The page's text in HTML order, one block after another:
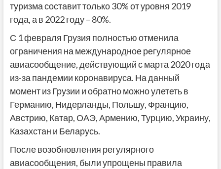
туризма составит только 30% от уровня 2019
года, а в 2022 году – 80%.
С 1 февраля Грузия полностью отменила
ограничения на международное регулярное
авиасообщение, действующий с марта 2020 года
из-за пандемии коронавируса. На данный
момент из Грузии и обратно можно улететь в
Германию, Нидерланды, Польшу, Францию,
Австрию, Катар, ОАЭ, Армению, Турцию, Украину,
Казахстан и Беларусь.
После возобновления регулярного
авиасообщения, были упрощены правила